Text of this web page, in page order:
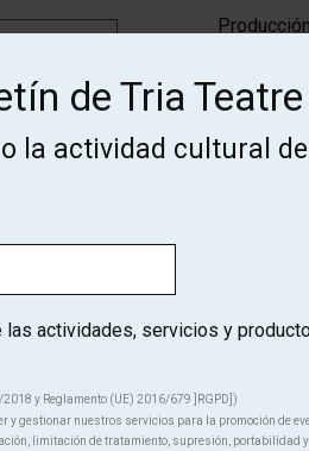
Lara
Videoclips:
Finalizado
boletín de Tria
de Tria Teatre
la actividad cultural
actividades, servicios y
y Reglamento (UE) 2016/679 ]RGPD])
y gestionar nuestros servicios para la promoción de
limitación de tratamiento, supresión, portabilidad y